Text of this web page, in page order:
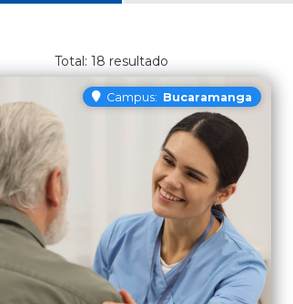
18 resultado
Campus: Bucaramanga